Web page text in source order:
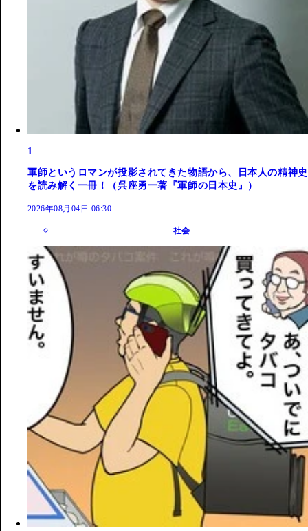
1
軍師というロマンが投影されてきた物語から、日本人の精神史
を読み解く一冊！（呉座勇一著『軍師の日本史』）
2026年08月04日 06:30
社会